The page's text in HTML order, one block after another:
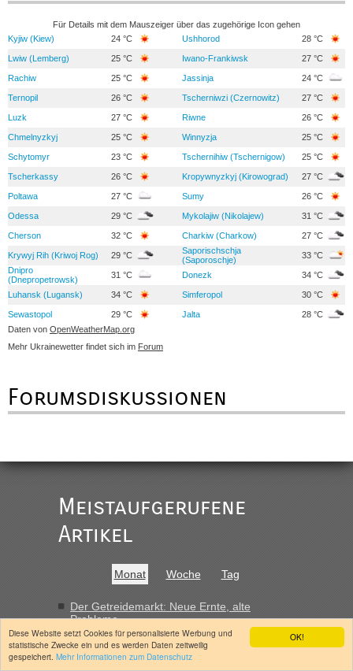
OK!
Diese Website setzt Cookies für personalisierte Werbung und
statistische Zwecke ein und es werden Daten zeitweilig
gespeichert. Mehr Informationen zum Datenschutz
Für Details mit dem Mauszeiger über das zugehörige Icon gehen
Kyjiw (Kiew)
24 °C Ushhorod 28 °C
Lwiw (Lemberg) 25 °C Iwano-Frankiwsk 27 °C
Rachiw 25 °C Jassinja 24 °C
Ternopil 26 °C Tscherniwzi (Czernowitz) 27 °C
Luzk 27 °C Riwne 26 °C
Chmelnyzkyj 25 °C Winnyzja 25 °C
Schytomyr 23 °C Tschernihiw (Tschernigow) 25 °C
Tscherkassy 26 °C Kropywnyzkyj (Kirowograd) 27 °C
Poltawa 27 °C Sumy 26 °C
Odessa 29 °C Mykolajiw (Nikolajew) 31 °C
Cherson 32 °C Charkiw (Charkow) 27 °C
Krywyj Rih (Kriwoj Rog) 29 °C
Saporischschja
(Saporoschje)
33 °C
Dnipro
(Dnepropetrowsk)
31 °C Donezk 34 °C
Luhansk (Lugansk) 34 °C Simferopol 30 °C
Sewastopol 29 °C Jalta
28 °C
Daten von OpenWeatherMap.org
Mehr Ukrainewetter findet sich im Forum
Forumsdiskussionen
Meistaufgerufene
Artikel
Monat Woche Tag
Der Getreidemarkt: Neue Ernte, alte
Probleme
Zu Paul Simons Attacke gegen mich in der
“Jungle World”